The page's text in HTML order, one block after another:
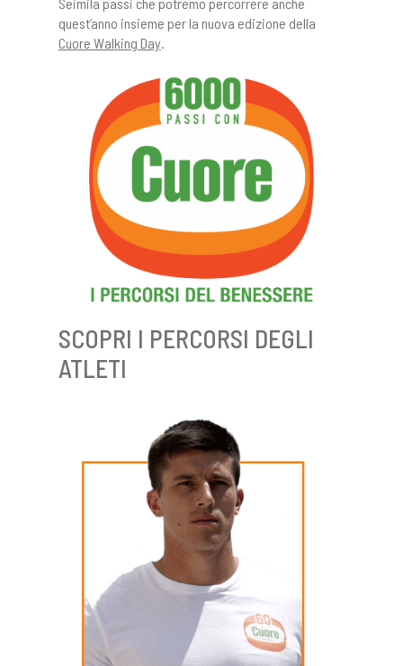
quest’anno insieme per la nuova edizione della
Cuore Walking Day.
SCOPRI I PERCORSI DEGLI
ATLETI